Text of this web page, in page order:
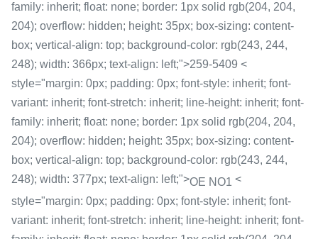
family: inherit; float: none; border: 1px solid rgb(204, 204,
204); overflow: hidden; height: 35px; box-sizing: content-
box; vertical-align: top; background-color: rgb(243, 244,
248); width: 366px; text-align: left;">259-5409 <
style="margin: 0px; padding: 0px; font-style: inherit; font-
variant: inherit; font-stretch: inherit; line-height: inherit; font-
family: inherit; float: none; border: 1px solid rgb(204, 204,
204); overflow: hidden; height: 35px; box-sizing: content-
box; vertical-align: top; background-color: rgb(243, 244,
248); width: 377px; text-align: left;">OE NO1 <
style="margin: 0px; padding: 0px; font-style: inherit; font-
variant: inherit; font-stretch: inherit; line-height: inherit; font-